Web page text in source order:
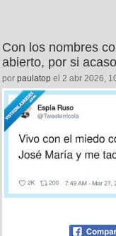
Con los nombres
abierto, por si
por paulatop el 2 abr 2026,